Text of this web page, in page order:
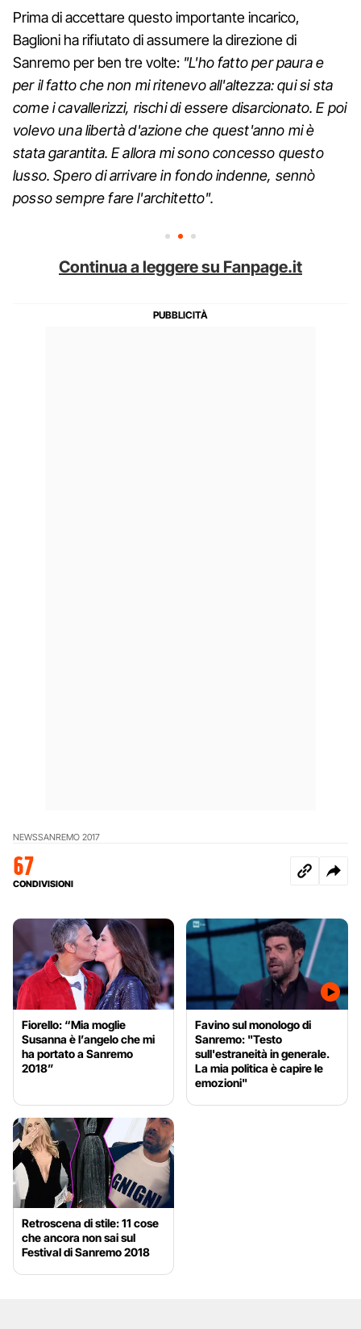
Prima di accettare questo importante incarico,
Baglioni ha rifiutato di assumere la direzione di
Sanremo per ben tre volte: "L'ho fatto per paura e
per il fatto che non mi ritenevo all'altezza: qui si sta
come i cavallerizzi, rischi di essere disarcionato. E poi
volevo una libertà d'azione che quest'anno mi è
stata garantita. E allora mi sono concesso questo
lusso. Spero di arrivare in fondo indenne, sennò
posso sempre fare l'architetto".
Continua a leggere su Fanpage.it
NEWSSANREMO 2017
67
CONDIVISIONI
Fiorello: “Mia moglie
Susanna è l’angelo che mi
ha portato a Sanremo
2018”
Favino sul monologo di
Sanremo: "Testo
sull'estraneità in generale.
La mia politica è capire le
emozioni"
Retroscena di stile: 11 cose
che ancora non sai sul
Festival di Sanremo 2018